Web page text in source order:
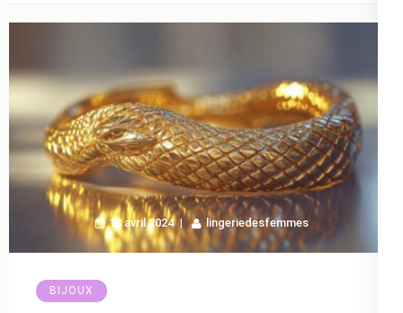
13 avril 2024 lingeriedesfemmes
BIJOUX